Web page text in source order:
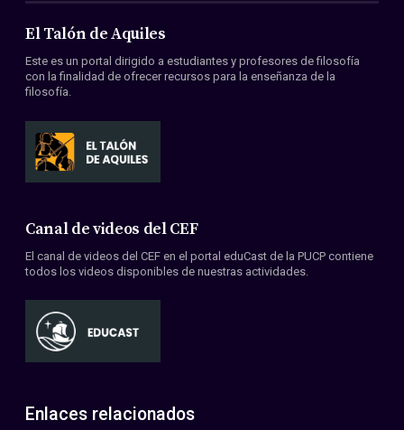
Acerca de nosotros
Miembros
Convenios
El Talón de Aquiles
Este es un portal dirigido a estudiantes y profesores de filosofía
con la finalidad de ofrecer recursos para la enseñanza de la
filosofía.
Canal de videos del CEF
El canal de videos del CEF en el portal eduCast de la PUCP contiene
todos los videos disponibles de nuestras actividades.
Enlaces relacionados